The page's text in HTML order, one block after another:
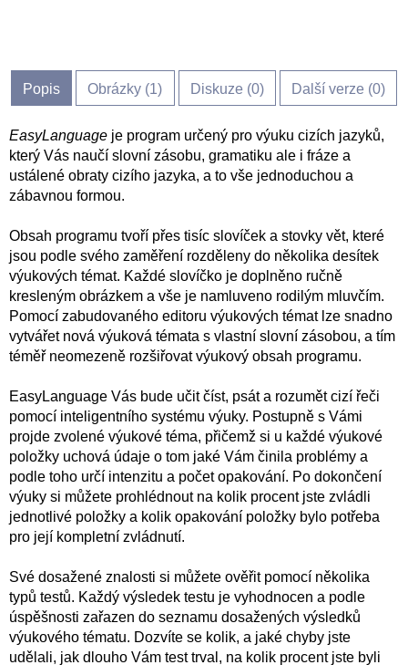
Popis Obrázky (1) Diskuze (0) Další verze (0)
EasyLanguage je program určený pro výuku cizích jazyků,
který Vás naučí slovní zásobu, gramatiku ale i fráze a
ustálené obraty cizího jazyka, a to vše jednoduchou a
zábavnou formou.
Obsah programu tvoří přes tisíc slovíček a stovky vět, které
jsou podle svého zaměření rozděleny do několika desítek
výukových témat. Každé slovíčko je doplněno ručně
kresleným obrázkem a vše je namluveno rodilým mluvčím.
Pomocí zabudovaného editoru výukových témat lze snadno
vytvářet nová výuková témata s vlastní slovní zásobou, a tím
téměř neomezeně rozšiřovat výukový obsah programu.
EasyLanguage Vás bude učit číst, psát a rozumět cizí řeči
pomocí inteligentního systému výuky. Postupně s Vámi
projde zvolené výukové téma, přičemž si u každé výukové
položky uchová údaje o tom jaké Vám činila problémy a
podle toho určí intenzitu a počet opakování. Po dokončení
výuky si můžete prohlédnout na kolik procent jste zvládli
jednotlivé položky a kolik opakování položky bylo potřeba
pro její kompletní zvládnutí.
Své dosažené znalosti si můžete ověřit pomocí několika
typů testů. Každý výsledek testu je vyhodnocen a podle
úspěšnosti zařazen do seznamu dosažených výsledků
výukového tématu. Dozvíte se kolik, a jaké chyby jste
udělali, jak dlouho Vám test trval, na kolik procent jste byli